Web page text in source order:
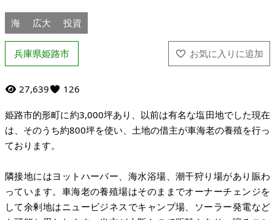
海 広大 投資
兵庫県姫路市
27,639 126
姫路市的形町に約3,000坪あり、以前は有名な塩田地でした現在
は、そのうち約800坪を使い、土地の借主が車海老の養殖を行っ
ております。
隣接地にはヨットハーバー、海水浴場、潮干狩り場があり賑わ
っています。車海老の養殖場はそのままでオーナーチェンジを
して余剰地はニュービジネスでキャンプ場、ソーラー発電など